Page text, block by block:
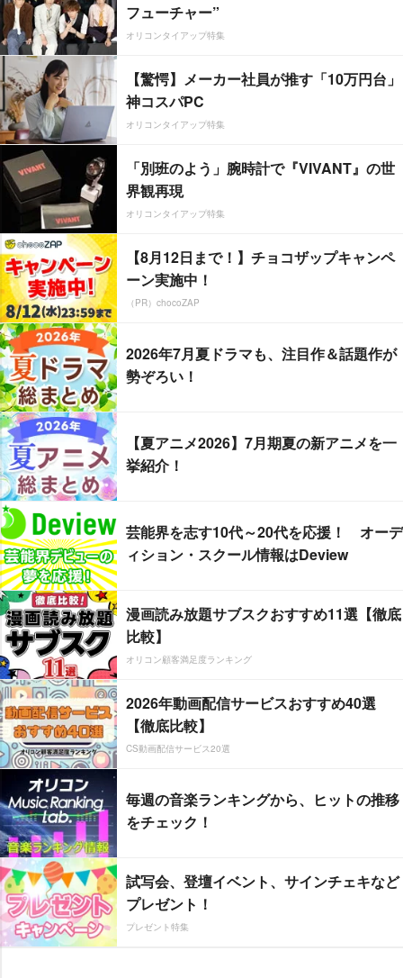
フューチャー”
オリコンタイアップ特集
【驚愕】メーカー社員が推す「10万円台」
神コスパPC
オリコンタイアップ特集
「別班のよう」腕時計で『VIVANT』の世
界観再現
オリコンタイアップ特集
【8月12日まで！】チョコザップキャンペ
ーン実施中！
（PR）chocoZAP
2026年7月夏ドラマも、注目作＆話題作が
勢ぞろい！
【夏アニメ2026】7月期夏の新アニメを一
挙紹介！
芸能界を志す10代～20代を応援！ オーデ
ィション・スクール情報はDeview
漫画読み放題サブスクおすすめ11選【徹底
比較】
オリコン顧客満足度ランキング
2026年動画配信サービスおすすめ40選
【徹底比較】
CS動画配信サービス20選
毎週の音楽ランキングから、ヒットの推移
をチェック！
試写会、登壇イベント、サインチェキなど
プレゼント！
プレゼント特集